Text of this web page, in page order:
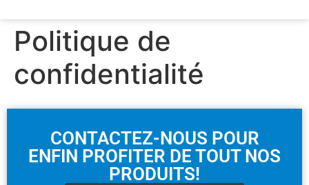
Politique de
confidentialité
CONTACTEZ-NOUS POUR
ENFIN PROFITER DE TOUT NOS
PRODUITS!